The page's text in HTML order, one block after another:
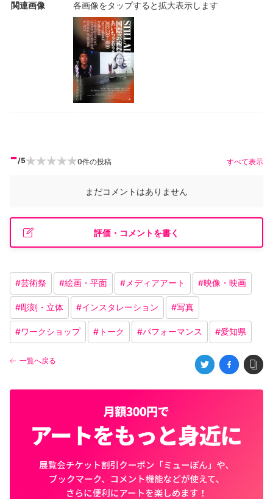
関連画像 各画像をタップすると拡大表示します
-/5 0件の投稿 すべて表示
まだコメントはありません
評価・コメントを書く
#芸術祭 #絵画・平面 # メディアアート #映像・映画
#彫刻・立体 #インスタレーション #写真
#ワークショップ # トーク #パフォーマンス #愛知県
一覧へ戻る